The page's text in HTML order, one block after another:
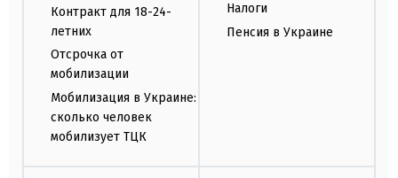
Контракт для 18-24-
летних
Отсрочка от
мобилизации
Мобилизация в Украине:
сколько человек
мобилизует ТЦК
Налоги
Пенсия в Украине